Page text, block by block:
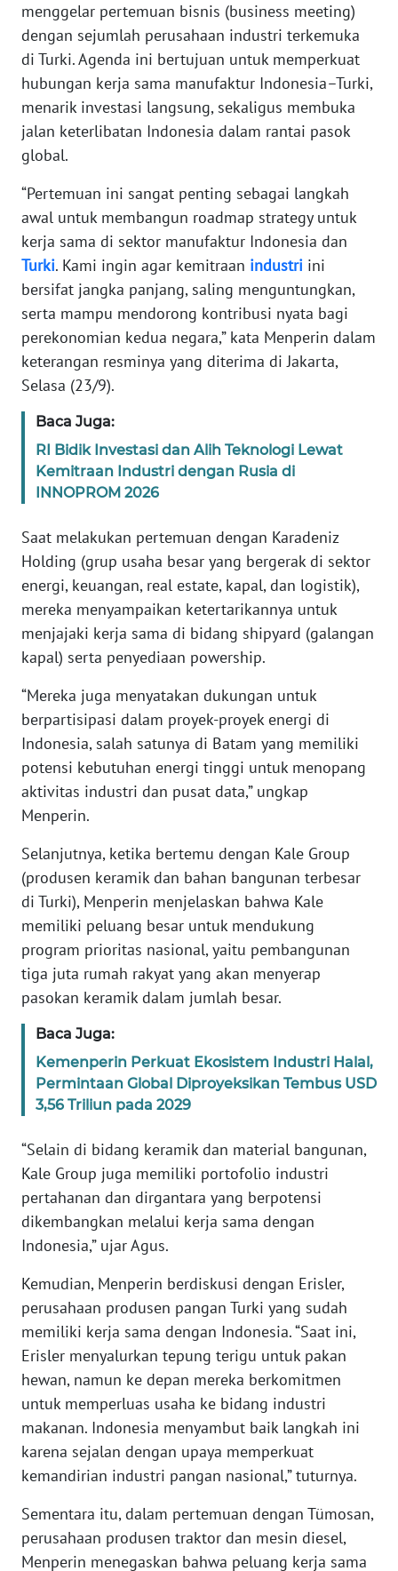
menggelar pertemuan bisnis (business meeting)
dengan sejumlah perusahaan industri terkemuka
di Turki. Agenda ini bertujuan untuk memperkuat
hubungan kerja sama manufaktur Indonesia–Turki,
menarik investasi langsung, sekaligus membuka
jalan keterlibatan Indonesia dalam rantai pasok
global.
“Pertemuan ini sangat penting sebagai langkah
awal untuk membangun roadmap strategy untuk
kerja sama di sektor manufaktur Indonesia dan
Turki. Kami ingin agar kemitraan industri ini
bersifat jangka panjang, saling menguntungkan,
serta mampu mendorong kontribusi nyata bagi
perekonomian kedua negara,” kata Menperin dalam
keterangan resminya yang diterima di Jakarta,
Selasa (23/9).
Baca Juga:
RI Bidik Investasi dan Alih Teknologi Lewat
Kemitraan Industri dengan Rusia di
INNOPROM 2026
Saat melakukan pertemuan dengan Karadeniz
Holding (grup usaha besar yang bergerak di sektor
energi, keuangan, real estate, kapal, dan logistik),
mereka menyampaikan ketertarikannya untuk
menjajaki kerja sama di bidang shipyard (galangan
kapal) serta penyediaan powership.
“Mereka juga menyatakan dukungan untuk
berpartisipasi dalam proyek-proyek energi di
Indonesia, salah satunya di Batam yang memiliki
potensi kebutuhan energi tinggi untuk menopang
aktivitas industri dan pusat data,” ungkap
Menperin.
Selanjutnya, ketika bertemu dengan Kale Group
(produsen keramik dan bahan bangunan terbesar
di Turki), Menperin menjelaskan bahwa Kale
memiliki peluang besar untuk mendukung
program prioritas nasional, yaitu pembangunan
tiga juta rumah rakyat yang akan menyerap
pasokan keramik dalam jumlah besar.
Baca Juga:
Kemenperin Perkuat Ekosistem Industri Halal,
Permintaan Global Diproyeksikan Tembus USD
3,56 Triliun pada 2029
“Selain di bidang keramik dan material bangunan,
Kale Group juga memiliki portofolio industri
pertahanan dan dirgantara yang berpotensi
dikembangkan melalui kerja sama dengan
Indonesia,” ujar Agus.
Kemudian, Menperin berdiskusi dengan Erisler,
perusahaan produsen pangan Turki yang sudah
memiliki kerja sama dengan Indonesia. “Saat ini,
Erisler menyalurkan tepung terigu untuk pakan
hewan, namun ke depan mereka berkomitmen
untuk memperluas usaha ke bidang industri
makanan. Indonesia menyambut baik langkah ini
karena sejalan dengan upaya memperkuat
kemandirian industri pangan nasional,” tuturnya.
Sementara itu, dalam pertemuan dengan Tümosan,
perusahaan produsen traktor dan mesin diesel,
Menperin menegaskan bahwa peluang kerja sama
INDEKS
BERITA
KONTAK
KAMI
INFO
TENTANG
KAMI
PEDOMAN
MEDIA
SIBER
REDAKSI
KARIR
DISCLAIMER
News
Regional
WN
SUMUT
WN
WN
JABAR
WN
BANTEN
WN
NTT
WN
WN
PAPUA
WN
PAPUA
BARAT
RIAU
WN
SERAMBI
JAMBI
WN
SULTRA
WN
NTB
SULTENG